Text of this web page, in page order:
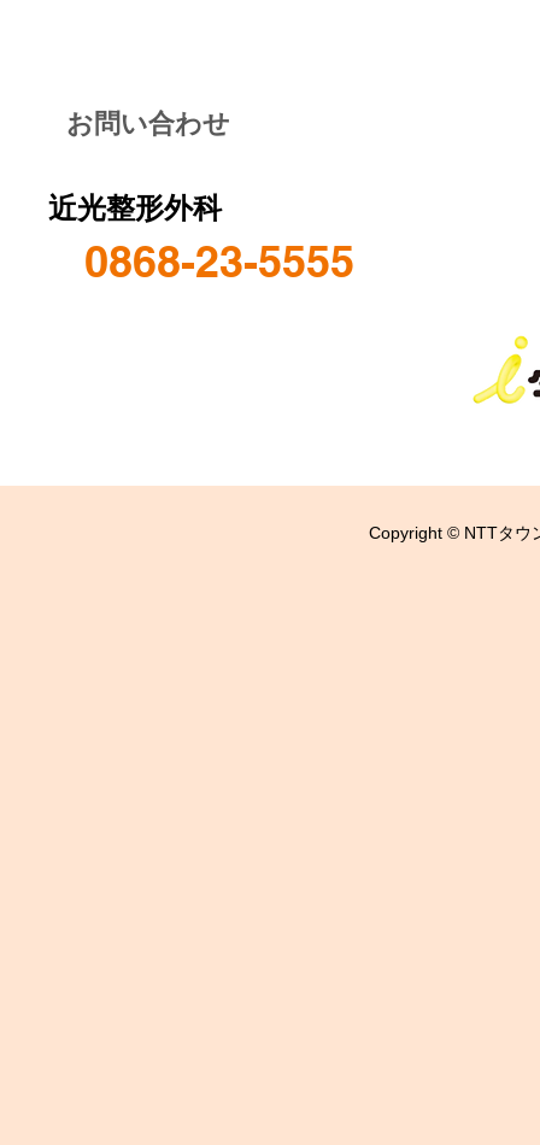
お問い合わせ
近光整形外科
0868-23-5555
Copyright © NTTタウ